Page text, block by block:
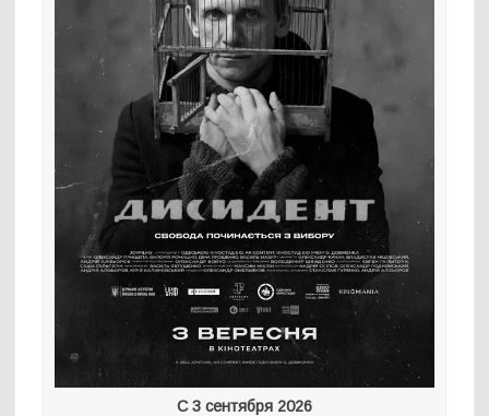
С 3 сентября 2026